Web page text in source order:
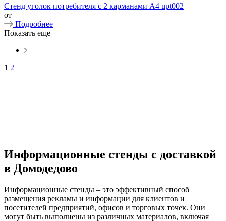
Стенд уголок потребителя с 2 карманами А4 upt002
от
Подробнее
Показать еще
1 2
Информационные стенды с доставкой
в Домодедово
Информационные стенды – это эффективный способ
размещения рекламы и информации для клиентов и
посетителей предприятий, офисов и торговых точек. Они
могут быть выполнены из различных материалов, включая